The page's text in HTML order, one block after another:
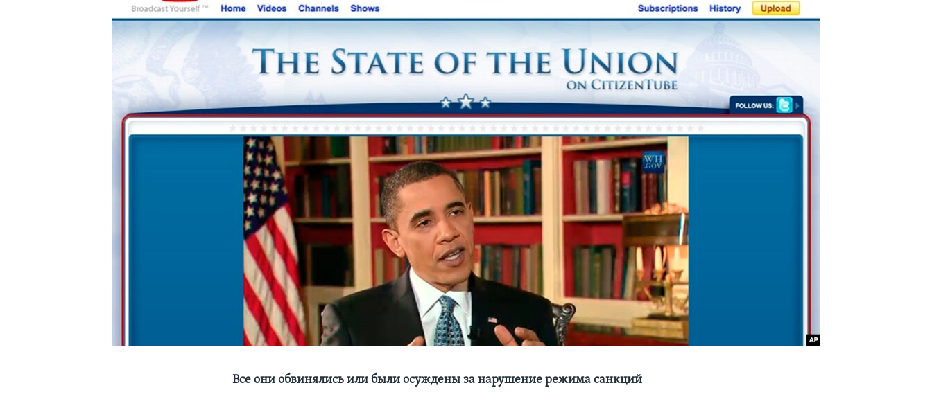
Все они обвинялись или были осуждены за нарушение режима санкций